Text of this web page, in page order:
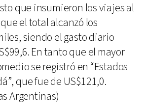
que insumieron los viajes al
el total alcanzó los
siendo el gasto diario
En tanto que el mayor
se registró en “Estados
que fue de US$121,0.
Argentinas)